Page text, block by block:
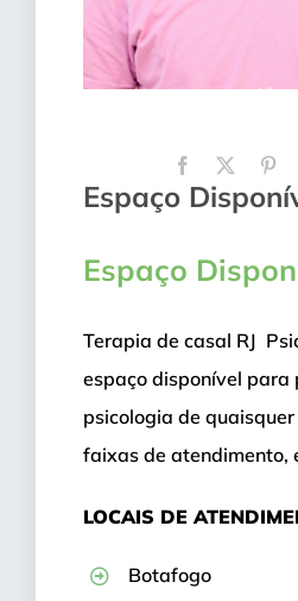
Espaço
Espaço
Terapia de casal RJ
espaço disponível para
psicologia de
faixas de atendimento,
LOCAIS DE
Botafogo